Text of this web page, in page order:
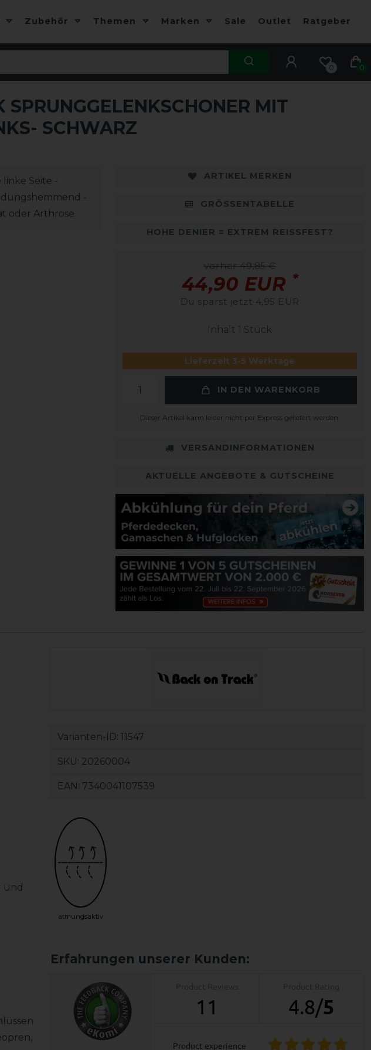
Zubehör Themen Marken Sale Outlet Ratgeber
0 0
SPRUNGGELENKSCHONER MIT
SCHWARZ
Seite -
-
oder Arthrose
ARTIKEL MERKEN
GRÖSSENTABELLE
HOHE DENIER = EXTREM REISSFEST?
vorher 49,85 €
44,90 EUR *
Du sparst jetzt 4,95 EUR
Inhalt 1 Stück
Lieferzeit 3-5 Werktage
IN DEN WARENKORB
Dieser Artikel kann leider nicht per Express geliefert werden.
VERSANDINFORMATIONEN
AKTUELLE ANGEBOTE & GUTSCHEINE
und
Varianten-ID: 11547
SKU: 20260004
EAN: 7340041107539
atmungsaktiv
11 4.8/5
product experience